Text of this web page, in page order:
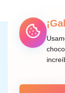
X
C/